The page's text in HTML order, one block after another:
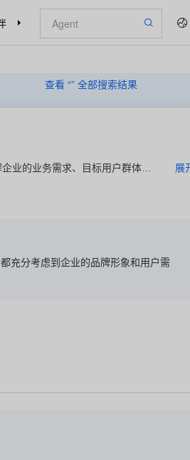
支持与服务
查看 “” 全部搜索结果
业的业务需求、目标用户群体以
展
充分考虑到企业的品牌形象和用户需